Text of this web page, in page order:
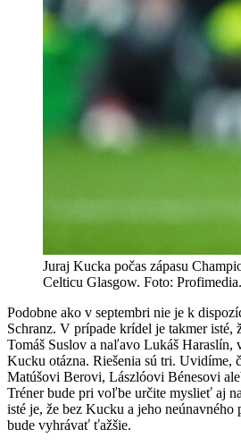
Juraj Kucka počas zápasu
Celticu Glasgow. Foto:
Podobne ako v septembri nie je k
Schranz. V prípade krídel je takmer isté,
Tomáš Suslov a naľavo Lukáš Haraslín,
Kucku otázna. Riešenia sú tri. Uvidíme,
Matúšovi Berovi, Lászlóovi Bénesovi
Tréner bude pri voľbe určite myslieť aj
isté je, že bez Kucku a jeho neúnavného
bude vyhrávať ťažšie.